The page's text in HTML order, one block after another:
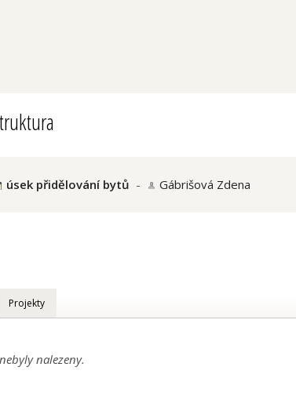
úsek přidělování bytů - Gábrišová Zdena
Projekty
nalezeny.